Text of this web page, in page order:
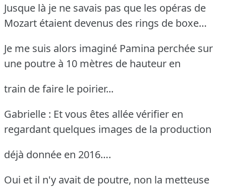
Jusque là je ne savais pas que les opéras de
Mozart étaient devenus des rings de boxe…
Je me suis alors imaginé Pamina perchée sur
une poutre à 10 mètres de hauteur en
train de faire le poirier...
Gabrielle : Et vous êtes allée vérifier en
regardant quelques images de la production
déjà donnée en 2016….
Oui et il n'y avait de poutre, non la metteuse